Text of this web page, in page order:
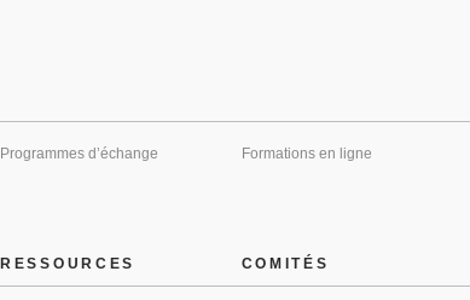
Programmes d’échange Formations en ligne
RESSOURCES COMITÉS